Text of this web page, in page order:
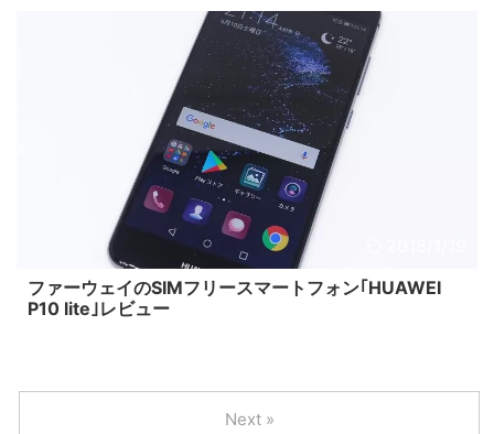
ファーウェイのSIMフリースマートフォン｢HUAWEI
P10 lite｣レビュー
Next »